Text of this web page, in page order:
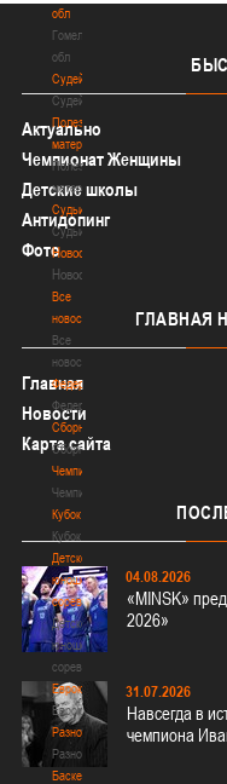
обл
Гомельская
обл
Судейство
Судейство
Полезные
материалы
Полезные
материалы
Судьи
Судьи
Новости
Новости
Все
новости
Все
новости
Федерация
Федерация
Сборные
Сборные
Чемпионат
Чемпионат
Кубок
Кубок
Детско-
юношеские
соревнования
Детско-
юношеские
соревнования
Еврокубки
Еврокубки
Разное
Разное
Баскетбол
Актуально
Чемпионат Женщины
Детские школы
Антидопинг
Фото
ГЛАВНАЯ
Главная
Новости
Карта сайта
04.08.2026
«MINSK»
2026»
31.07.2026
Навсегда в
чемпиона